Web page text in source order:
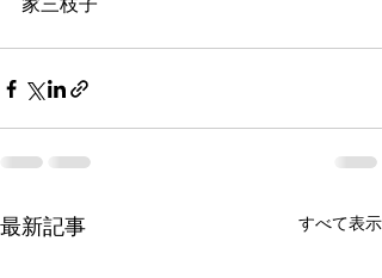
家三枝子
最新記事 すべて表示